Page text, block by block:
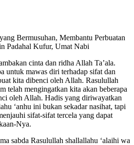
cinta dan ridha Allah Ta’ala.
untuk mawas diri terhadap sifat dan
kita dibenci oleh Allah. Rasulullah
telah mengingatkan kita akan beberapa
oleh Allah. Hadis yang diriwayatkan
‘anhu ini bukan sekadar nasihat, tapi
sifat-sifat tercela yang dapat
Nya.
sabda Rasulullah shallallahu ‘alaihi wa